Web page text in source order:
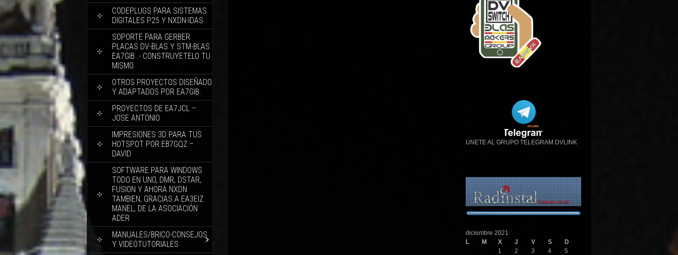
CODEPLUGS PARA SISTEMAS
DIGITALES P25 Y NXDN-IDAS.
SOPORTE PARA GERBER
PLACAS DV-BLAS Y STM-BLAS
EA7GIB .- CONSTRUYETELO TU
MISMO.
OTROS PROYECTOS DISEÑADO
Y ADAPTADOS POR EA7GIB.
PROYECTOS DE EA7JCL –
JOSE ANTONIO
IMPRESIONES 3D PARA TUS
HOTSPOT POR EB7GQZ –
DAVID
SOFTWARE PARA WINDOWS
TODO EN UNO, DMR, DSTAR,
FUSION Y AHORA NXDN
TAMBIEN, GRACIAS A EA3EIZ
MANEL, DE LA ASOCIACIÓN
ADER
MANUALES/BRICO-CONSEJOS
Y VIDEOTUTORIALES
UNETE AL GRUPO TELEGRAM DVLINK
diciembre 2021
L
M X J V S
D
1
2 3 4
5